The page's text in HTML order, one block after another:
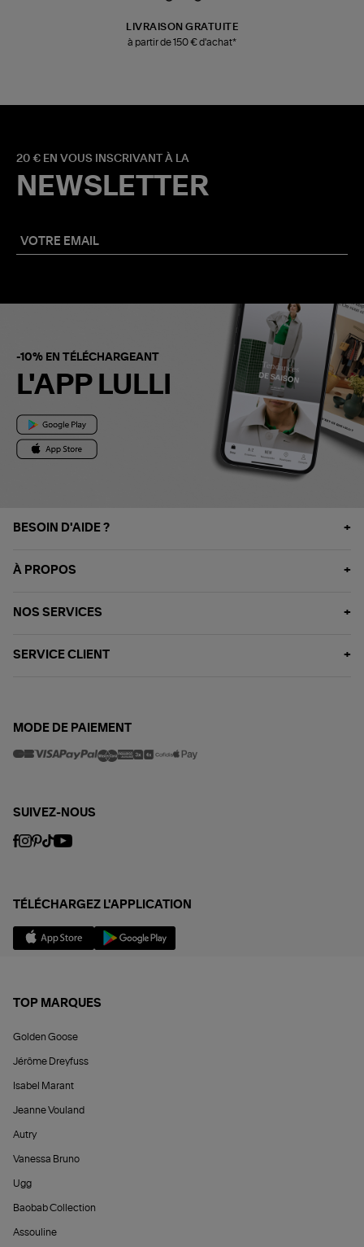
LIVRAISON GRATUITE
à partir de 150 € d'achat*
20 € EN VOUS INSCRIVANT À LA
NEWSLETTER
-10% EN TÉLÉCHARGEANT
L'APP LULLI
BESOIN D'AIDE ?
À PROPOS
NOS SERVICES
SERVICE CLIENT
MODE DE PAIEMENT
SUIVEZ-NOUS
TÉLÉCHARGEZ L'APPLICATION
TOP MARQUES
Golden Goose
Jérôme Dreyfuss
Isabel Marant
Jeanne Vouland
Autry
Vanessa Bruno
Ugg
Baobab Collection
Assouline